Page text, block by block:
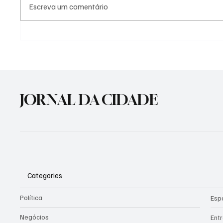
Escreva um comentário
JORNAL DA CIDADE
Categories
Política
Negócios